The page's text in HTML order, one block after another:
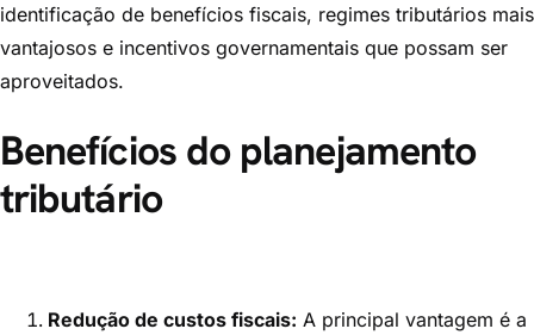
identificação de benefícios fiscais, regimes tributários mais
vantajosos e incentivos governamentais que possam ser
aproveitados.
Benefícios do planejamento
tributário
Redução de custos fiscais: A principal vantagem é a